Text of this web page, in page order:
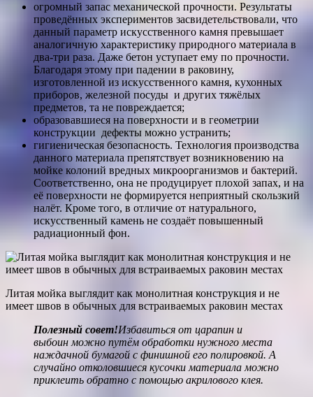
огромный запас механической прочности. Результаты
проведённых экспериментов засвидетельствовали, что
данный параметр искусственного камня превышает
аналогичную характеристику природного материала в
два-три раза. Даже бетон уступает ему по прочности.
Благодаря этому при падении в раковину,
изготовленной из искусственного камня, кухонных
приборов, железной посуды и других тяжёлых
предметов, та не повреждается;
образовавшиеся на поверхности и в геометрии
конструкции дефекты можно устранить;
гигиеническая безопасность. Технология производства
данного материала препятствует возникновению на
мойке колоний вредных микроорганизмов и бактерий.
Соответственно, она не продуцирует плохой запах, и на
её поверхности не формируется неприятный скользкий
налёт. Кроме того, в отличие от натурального,
искусственный камень не создаёт повышенный
радиационный фон.
Литая мойка выглядит как монолитная конструкция и не
имеет швов в обычных для встраиваемых раковин местах
Полезный совет!Избавиться от царапин и
выбоин можно путём обработки нужного места
наждачной бумагой с финишной его полировкой. А
случайно отколовшиеся кусочки материала можно
приклеить обратно с помощью акрилового клея.